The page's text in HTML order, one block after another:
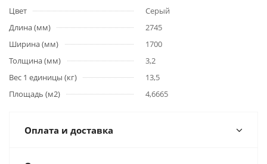
Цвет
Серый
Длина (мм)
2745
Ширина (мм)
1700
Толщина (мм)
3,2
Вес 1 единицы (кг)
13,5
Площадь (м2)
4,6665
Оплата и доставка